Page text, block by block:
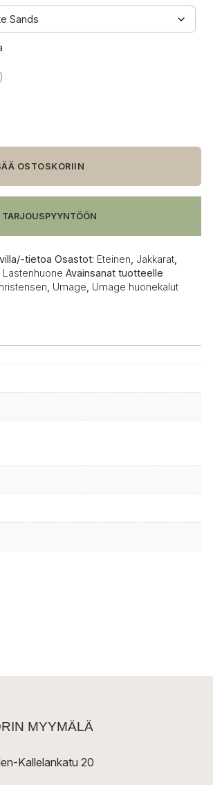
OSTOSKORIIN
TARJOUSPYYNTÖÖN
tietoa Osastot: Eteinen Jakkarat,
Lastenhuone Avainsanat tuotteelle
Umage Umage huonekalut
MYYMÄLÄ
Kallelankatu 20